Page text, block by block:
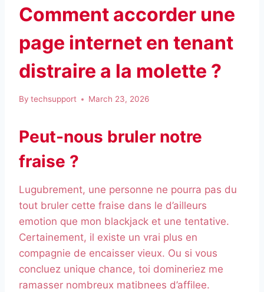
Comment accorder une
page internet en tenant
distraire a la molette ?
By techsupport March 23, 2026
Peut-nous bruler notre
fraise ?
Lugubrement, une personne ne pourra pas du
tout bruler cette fraise dans le d’ailleurs
emotion que mon blackjack et une tentative.
Certainement, il existe un vrai plus en
compagnie de encaisser vieux. Ou si vous
concluez unique chance, toi domineriez me
ramasser nombreux matibnees d’affilee.